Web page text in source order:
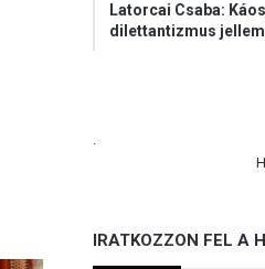
Latorcai Csaba:
dilettantizmus
.
IRATKOZZON FEL A